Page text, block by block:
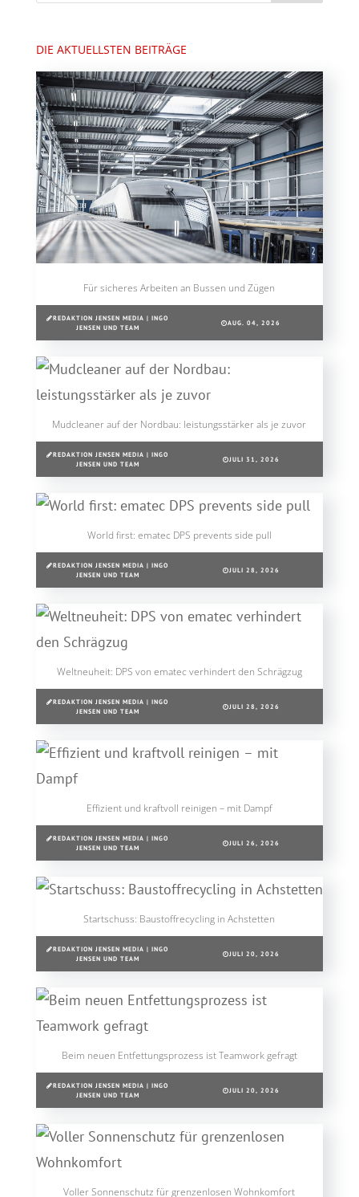
DIE AKTUELLSTEN BEITRÄGE
Für sicheres Arbeiten an Bussen und Zügen
REDAKTION JENSEN MEDIA | INGO
JENSEN UND TEAM
AUG. 04, 2026
Mudcleaner auf der Nordbau: leistungsstärker als je zuvor
REDAKTION JENSEN MEDIA | INGO
JENSEN UND TEAM
JULI 31, 2026
World first: ematec DPS prevents side pull
REDAKTION JENSEN MEDIA | INGO
JENSEN UND TEAM
JULI 28, 2026
Weltneuheit: DPS von ematec verhindert den Schrägzug
REDAKTION JENSEN MEDIA | INGO
JENSEN UND TEAM
JULI 28, 2026
Effizient und kraftvoll reinigen – mit Dampf
REDAKTION JENSEN MEDIA | INGO
JENSEN UND TEAM
JULI 26, 2026
Startschuss: Baustoffrecycling in Achstetten
REDAKTION JENSEN MEDIA | INGO
JENSEN UND TEAM
JULI 20, 2026
Beim neuen Entfettungsprozess ist Teamwork gefragt
REDAKTION JENSEN MEDIA | INGO
JENSEN UND TEAM
JULI 20, 2026
Voller Sonnenschutz für grenzenlosen Wohnkomfort